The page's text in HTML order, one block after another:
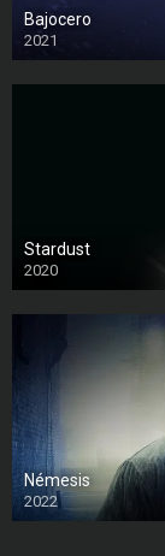
Bajocero
2021
Stardust
2020
Némesis
2022